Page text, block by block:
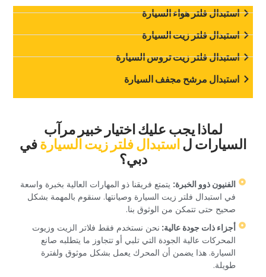
‏استبدال فلتر هواء السيارة‏
‏استبدال فلتر زيت السيارة‏
‏استبدال فلتر زيت تروس السيارة‏
‏استبدال مرشح مجفف السيارة‏
‏لماذا يجب عليك اختيار خبير مرآب
السيارات ل‏‏استبدال فلتر زيت السيارة‏‏في
دبي؟‏
‏الفنيون ذوو الخبرة:‏ ‏ يتمتع فريقنا ذو المهارات العالية بخبرة واسعة
في استبدال فلتر زيت السيارة وصيانتها. سنقوم بالمهمة بشكل
صحيح حتى تتمكن من الوثوق بنا.‏
‏أجزاء ذات جودة عالية: ‏ ‏نحن نستخدم فقط فلاتر الزيت وزيوت
المحركات عالية الجودة التي تلبي أو تتجاوز ما يتطلبه صانع
السيارة. هذا يضمن أن المحرك يعمل بشكل موثوق ولفترة
طويلة.‏